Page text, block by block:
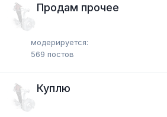
Продам прочее
модерируется:
569 постов
Куплю